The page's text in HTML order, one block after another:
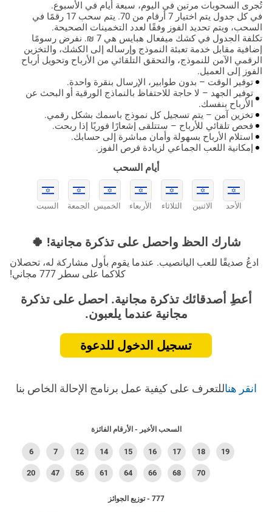
تُجرى السحوبات مرتين في اليوم، سبعة أيام في الأسبوع.
في كل جدول يتم اختيار 7 أرقام من 70. يتم سحب 17 رقمًا في
السحب، ويتم تحديد الفوز وفقًا لعدد التخمينات الصحيحة.
تكلفة الجدول في كشك ميفعال هبايس هي 7 ₪. نفرض رسومًا
إضافية مقابل خدمة تعبئة النموذج وإرساله إلى الكشك، والتخزين
الرقمي الآمن للنموذج، والتحقق التلقائي من الأرباح وتحويل أرباح
الفوز إلى العميل.
توفير الوقت – بدون طوابير، الإرسال بنقرة واحدة.
توفير الجهد – لا حاجة للاحتفاظ بالنماذج الورقية أو البحث عن
الأرباح بنفسك.
تخزين آمن – يتم تسجيل كل نموذج باسمك بشكل رقمي.
فحص تلقائي للأرباح – ستتلقى إشعارًا فوريًا إذا ربحت.
استلام الأرباح بسهولة وأمان مباشرة إلى حسابك.
إمكانية اللعب الجماعي لزيادة فرص الفوز.
أيام السحب
الأحد الاثنين الثلاثاء الأربعاء الخميس الجمعة السبت
شارك الحظ واحصل على تذكرة مجانية! 🍀
ادعُ صديقًا للعب اليانصيب. عندما يقوم بأول مشاركة له، تحصلان
كلاكما على سطر 777 مجاني!
أعطِ أصدقائك تذكرة مجانية. احصل على تذكرة
مجانية عندما يلعبون.
تسجيل الدخول للدعوة
انقر هناللتعرف على كيفية عمل برنامج الإحالة الخاص بنا
السحب الأخير - الأرقام الفائزة
6 7 12 14 15 16 17 18 19
20 47 56 61 64 66 68 70
777 - توزيع الجوائز